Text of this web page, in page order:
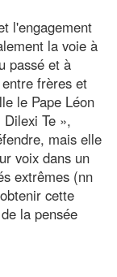
l'engagement
la voie à
passé et à
frères et
le Pape Léon
Te »,
mais elle
voix dans un
extrêmes (nn
cette
la pensée